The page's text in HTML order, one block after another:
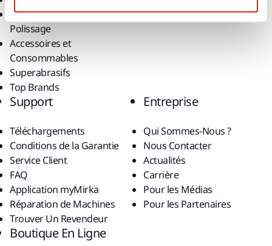
Abrasifs et Pâtes de
Polissage
Accessoires et
Consommables
Superabrasifs
Top Brands
Solutions
Support
Téléchargements
Conditions de la Garantie
Service Client
FAQ
Application myMirka
Réparation de Machines
Trouver Un Revendeur
Entreprise
Qui Sommes-Nous ?
Nous Contacter
Actualités
Carrière
Pour les Médias
Pour les Partenaires
Boutique En Ligne